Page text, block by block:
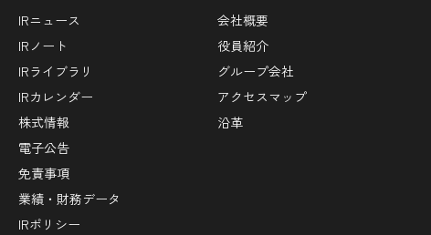
IRニュース
IRノート
IRライブラリ
IRカレンダー
株式情報
電子公告
免責事項
業績・財務データ
IRポリシー
会社概要
役員紹介
グループ会社
アクセスマップ
沿革